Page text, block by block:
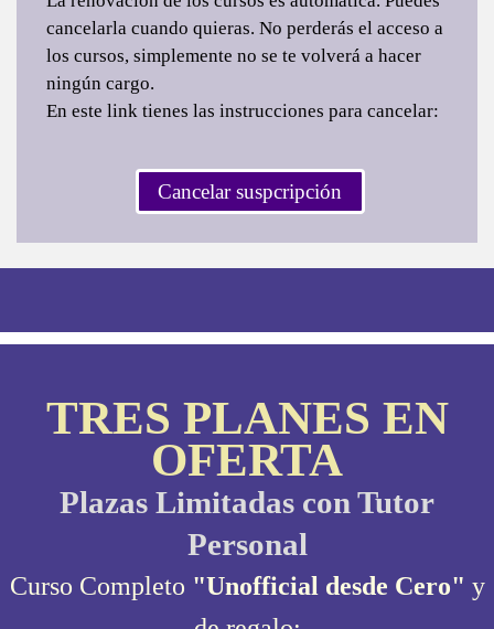
cancelarla cuando quieras. No perderás el acceso a
los cursos, simplemente no se te volverá a hacer
ningún cargo.
En este link tienes las instrucciones para cancelar:
Cancelar suspcripción
TRES PLANES EN
OFERTA
Plazas Limitadas con Tutor
Personal
Curso Completo "Unofficial desde Cero" y